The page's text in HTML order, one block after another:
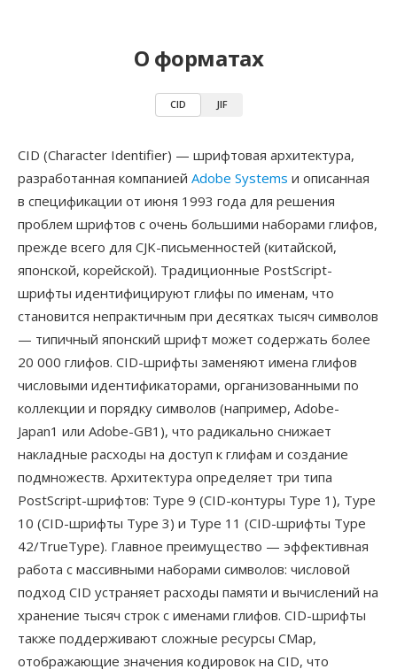
О форматах
CID JIF
CID (Character Identifier) — шрифтовая архитектура,
разработанная компанией Adobe Systems и описанная
в спецификации от июня 1993 года для решения
проблем шрифтов с очень большими наборами глифов,
прежде всего для CJK-письменностей (китайской,
японской, корейской). Традиционные PostScript-
шрифты идентифицируют глифы по именам, что
становится непрактичным при десятках тысяч символов
— типичный японский шрифт может содержать более
20 000 глифов. CID-шрифты заменяют имена глифов
числовыми идентификаторами, организованными по
коллекции и порядку символов (например, Adobe-
Japan1 или Adobe-GB1), что радикально снижает
накладные расходы на доступ к глифам и создание
подмножеств. Архитектура определяет три типа
PostScript-шрифтов: Type 9 (CID-контуры Type 1), Type
10 (CID-шрифты Type 3) и Type 11 (CID-шрифты Type
42/TrueType). Главное преимущество — эффективная
работа с массивными наборами символов: числовой
подход CID устраняет расходы памяти и вычислений на
хранение тысяч строк с именами глифов. CID-шрифты
также поддерживают сложные ресурсы CMap,
отображающие значения кодировок на CID, что